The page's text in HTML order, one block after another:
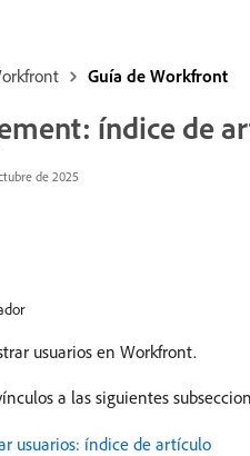
Guía de Workfront
índice de
de 2025
usuarios en Workfront.
a las siguientes
usuarios: índice de artículo